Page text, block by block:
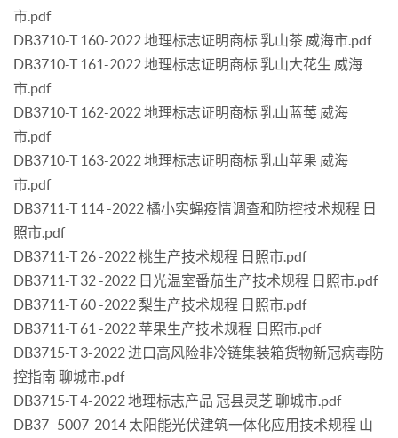
市.pdf
DB3710-T 160-2022 地理标志证明商标 乳山茶 威海市.pdf
DB3710-T 161-2022 地理标志证明商标 乳山大花生 威海
市.pdf
DB3710-T 162-2022 地理标志证明商标 乳山蓝莓 威海
市.pdf
DB3710-T 163-2022 地理标志证明商标 乳山苹果 威海
市.pdf
DB3711-T 114 -2022 橘小实蝇疫情调查和防控技术规程 日
照市.pdf
DB3711-T 26 -2022 桃生产技术规程 日照市.pdf
DB3711-T 32 -2022 日光温室番茄生产技术规程 日照市.pdf
DB3711-T 60 -2022 梨生产技术规程 日照市.pdf
DB3711-T 61 -2022 苹果生产技术规程 日照市.pdf
DB3715-T 3-2022 进口高风险非冷链集装箱货物新冠病毒防
控指南 聊城市.pdf
DB3715-T 4-2022 地理标志产品 冠县灵芝 聊城市.pdf
DB37- 5007-2014 太阳能光伏建筑一体化应用技术规程 山